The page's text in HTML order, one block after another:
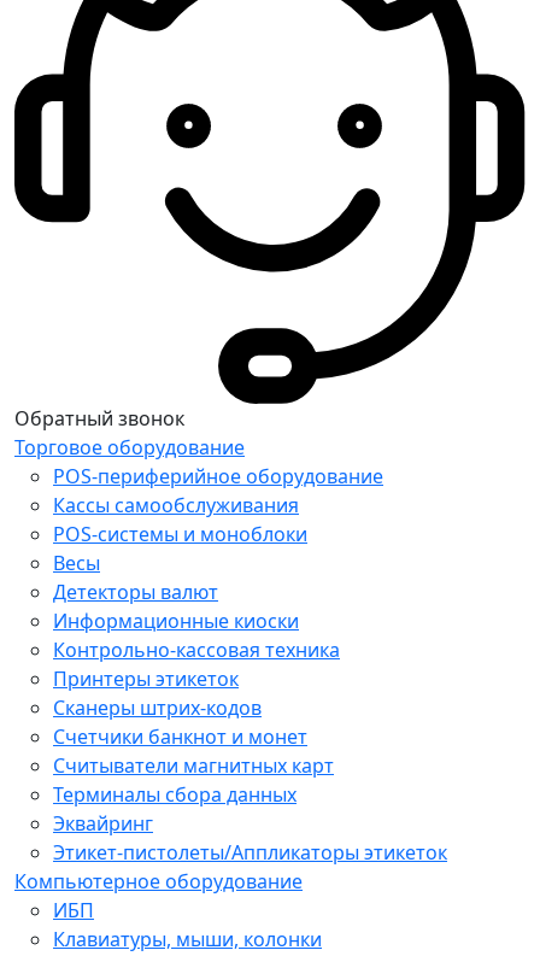
Обратный звонок
Торговое оборудование
POS-периферийное оборудование
Кассы самообслуживания
POS-системы и моноблоки
Весы
Детекторы валют
Информационные киоски
Контрольно-кассовая техника
Принтеры этикеток
Сканеры штрих-кодов
Счетчики банкнот и монет
Считыватели магнитных карт
Терминалы сбора данных
Эквайринг
Этикет-пистолеты/Аппликаторы этикеток
Компьютерное оборудование
ИБП
Клавиатуры, мыши, колонки